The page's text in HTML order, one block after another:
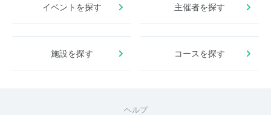
イベントを探す 主催者を探す
施設を探す コースを探す
ヘルプ